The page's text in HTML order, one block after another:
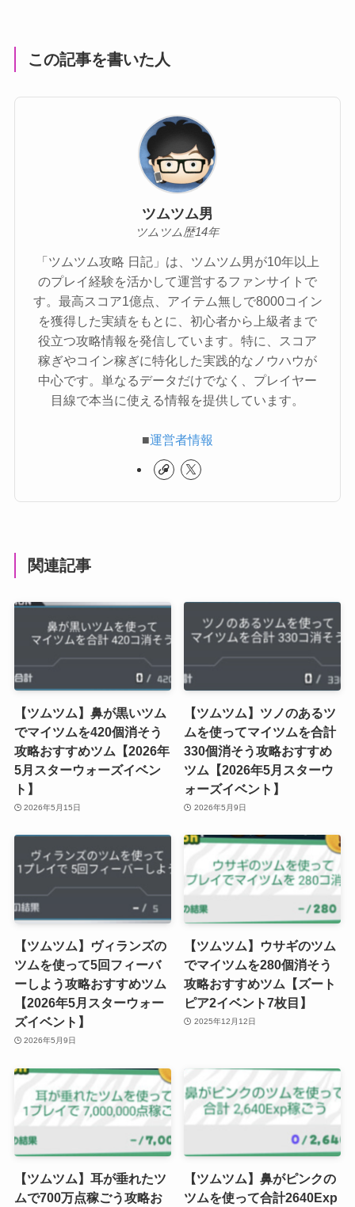
この記事を書いた人
ツムツム男
ツムツム歴14年
「ツムツム攻略 日記」は、ツムツム男が10年以上
のプレイ経験を活かして運営するファンサイトで
す。最高スコア1億点、アイテム無しで8000コイン
を獲得した実績をもとに、初心者から上級者まで
役立つ攻略情報を発信しています。特に、スコア
稼ぎやコイン稼ぎに特化した実践的なノウハウが
中心です。単なるデータだけでなく、プレイヤー
目線で本当に使える情報を提供しています。
■運営者情報
関連記事
【ツムツム】鼻が黒いツム
でマイツムを420個消そう
攻略おすすめツム【2026年
5月スターウォーズイベン
ト】
2026年5月15日
【ツムツム】ツノのあるツ
ムを使ってマイツムを合計
330個消そう攻略おすすめ
ツム【2026年5月スターウ
ォーズイベント】
2026年5月9日
【ツムツム】ヴィランズの
ツムを使って5回フィーバ
ーしよう攻略おすすめツム
【2026年5月スターウォー
ズイベント】
2026年5月9日
【ツムツム】ウサギのツム
でマイツムを280個消そう
攻略おすすめツム【ズート
ピア2イベント7枚目】
2025年12月12日
【ツムツム】耳が垂れたツ
ムで700万点稼ごう攻略お
【ツムツム】鼻がピンクの
ツムを使って合計2640Exp